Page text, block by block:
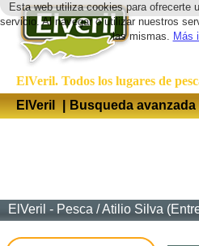
Esta web utiliza cookies para ofrecerte
servicio. Al navegar o utilizar nuestros
las mismas. Más
ElVeril. Todos los lugares de
ElVeril
| Busqueda avanzada
ElVeril - Pesca /Atilio Silva